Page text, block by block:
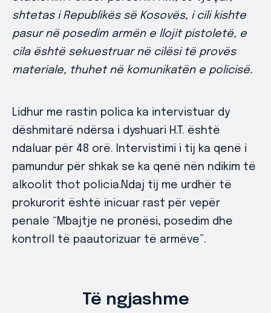
shtetas i Republikës së Kosovës, i cili kishte
pasur në posedim armën e llojit pistoletë, e
cila është sekuestruar në cilësi të provës
materiale, thuhet në komunikatën e policisë.
Lidhur me rastin polica ka intervistuar dy
dëshmitarë ndërsa i dyshuari H.T. është
ndaluar për 48 orë. Intervistimi i tij ka qenë i
pamundur për shkak se ka qenë nën ndikim të
alkoolit thot policia.Ndaj tij me urdhër të
prokurorit është inicuar rast për vepër
penale “Mbajtje ne pronësi, posedim dhe
kontroll të paautorizuar të armëve”.
Të ngjashme